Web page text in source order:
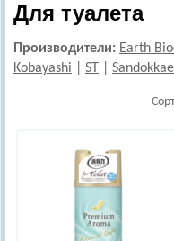
Для туалета
Производители: Earth
Kobayashi
ST